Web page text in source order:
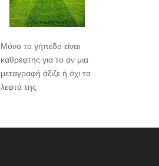
Μόνο το γήπεδο είναι
καθρέφτης για το αν μια
μεταγραφή άξιζε ή όχι τα
λεφτά της